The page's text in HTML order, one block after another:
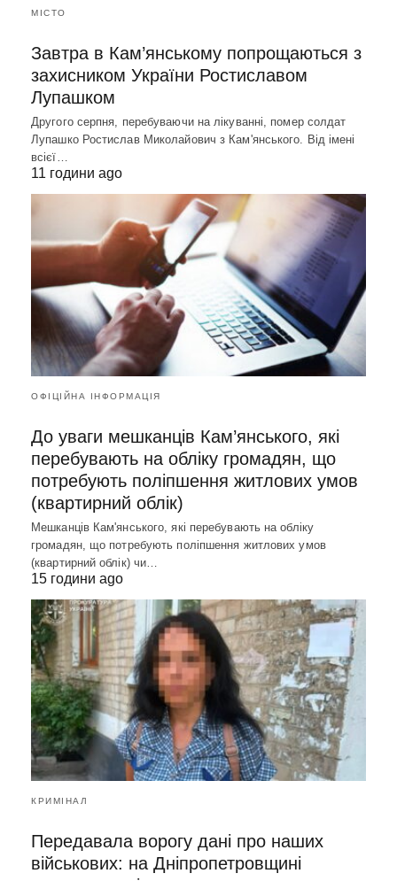
МІСТО
Завтра в Кам’янському попрощаються з
захисником України Ростиславом
Лупашком
Другого серпня, перебуваючи на лікуванні, помер солдат
Лупашко Ростислав Миколайович з Кам'янського. Від імені
всієї…
11 години ago
ОФІЦІЙНА ІНФОРМАЦІЯ
До уваги мешканців Кам’янського, які
перебувають на обліку громадян, що
потребують поліпшення житлових умов
(квартирний облік)
Мешканців Кам'янського, які перебувають на обліку
громадян, що потребують поліпшення житлових умов
(квартирний облік) чи…
15 години ago
КРИМІНАЛ
Передавала ворогу дані про наших
військових: на Дніпропетровщині